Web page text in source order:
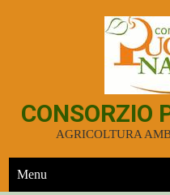
CONSORZIO
AGRICOLTURA
Menu